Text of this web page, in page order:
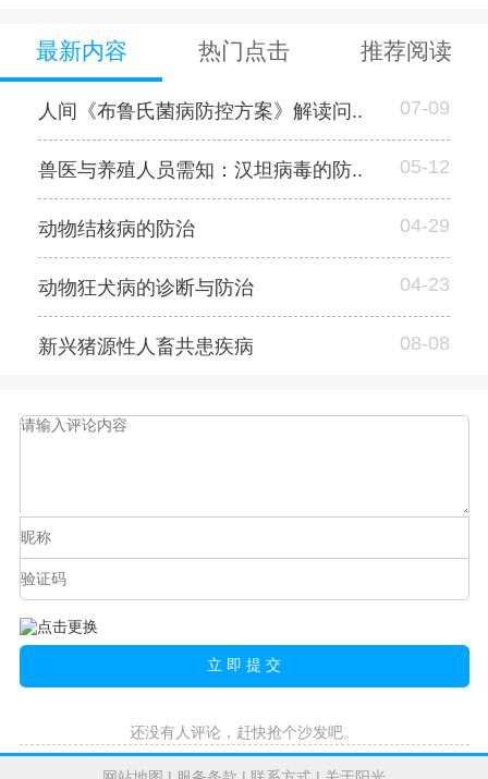
最新内容 热门点击 推荐阅读
人间《布鲁氏菌病防控方案》解读问.. 07-09
兽医与养殖人员需知：汉坦病毒的防.. 05-12
动物结核病的防治 04-29
动物狂犬病的诊断与防治 04-23
新兴猪源性人畜共患疾病 08-08
还没有人评论，赶快抢个沙发吧。